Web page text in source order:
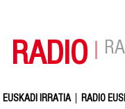
RADIO
EUSKADI IRRATIA RADIO